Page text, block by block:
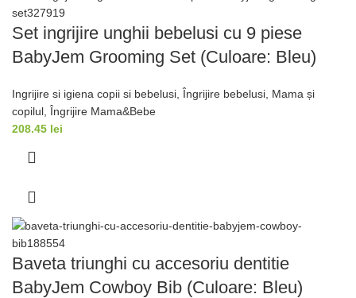
Set ingrijire unghii bebelusi cu 9 piese
BabyJem Grooming Set (Culoare: Bleu)
Ingrijire si igiena copii si bebelusi Îngrijire bebelusi Mama și
copilul Îngrijire Mama&Bebe
208.45 lei
Baveta triunghi cu accesoriu dentitie
BabyJem Cowboy Bib (Culoare: Bleu)